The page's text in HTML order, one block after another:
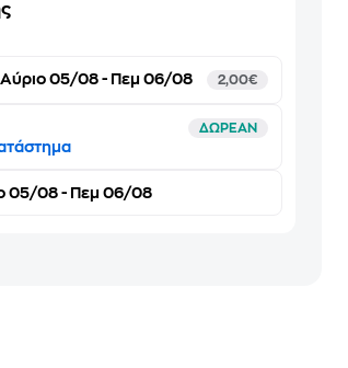
Αύριο 05/08 - Πεμ 06/08 2,00€
ΔΩΡΕΑΝ
05/08 - Πεμ 06/08